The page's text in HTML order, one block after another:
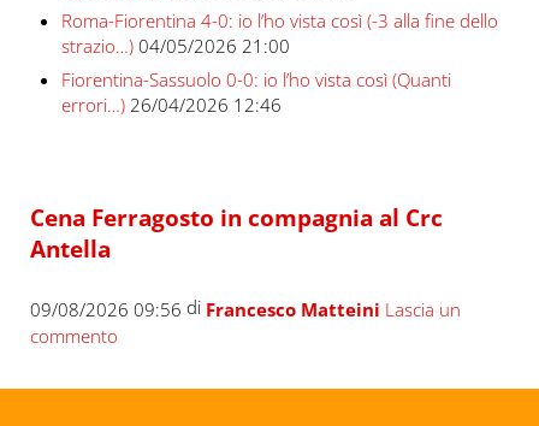
Roma-Fiorentina 4-0: io l’ho vista così (-3 alla fine dello
strazio…) 04/05/2026 21:00
Fiorentina-Sassuolo 0-0: io l’ho vista così (Quanti
errori…) 26/04/2026 12:46
Cena Ferragosto in compagnia al Crc
Antella
09/08/2026 09:56 di Francesco Matteini Lascia un
commento